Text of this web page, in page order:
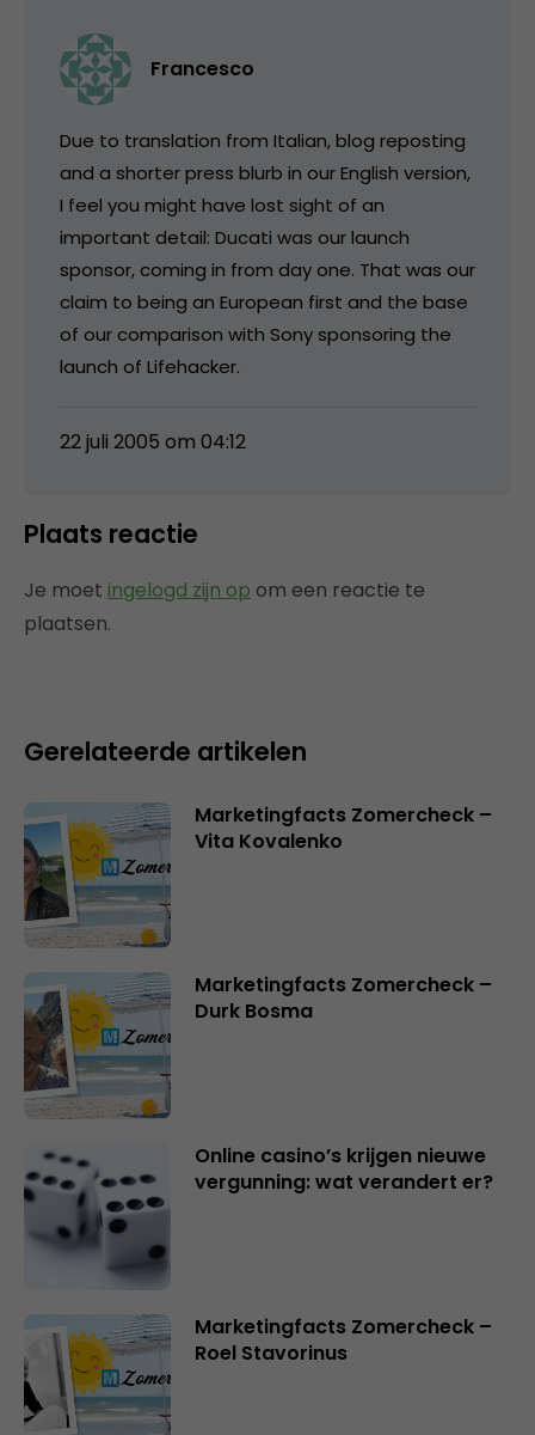
Francesco
Due to translation from Italian, blog reposting
and a shorter press blurb in our English version,
I feel you might have lost sight of an
important detail: Ducati was our launch
sponsor, coming in from day one. That was our
claim to being an European first and the base
of our comparison with Sony sponsoring the
launch of Lifehacker.
22 juli 2005 om 04:12
Plaats reactie
Je moet ingelogd zijn op om een reactie te
plaatsen.
Gerelateerde artikelen
Marketingfacts Zomercheck –
Vita Kovalenko
Marketingfacts Zomercheck –
Durk Bosma
Online casino’s krijgen nieuwe
vergunning: wat verandert er?
Marketingfacts Zomercheck –
Roel Stavorinus